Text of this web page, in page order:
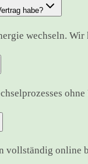
habe?
wechseln.
vollständig online